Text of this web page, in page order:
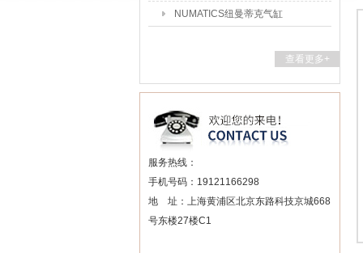
NUMATICS纽曼蒂克气缸
查看更多+
服务热线：
手机号码：19121166298
地 址：上海黄浦区北京东路科技京城668
号东楼27楼C1